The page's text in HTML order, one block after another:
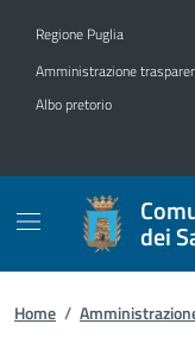
Regione Puglia
Amministrazione
Albo pretorio
dei
Home /